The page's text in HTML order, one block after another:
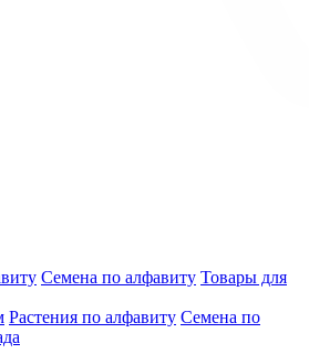
Семена по алфавиту Товары для
Растения по алфавиту Семена по